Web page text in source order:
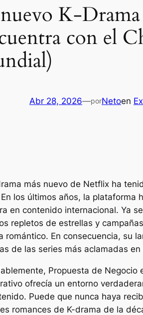
K-Drama
con el
Abr 28, 2026—porNetoen
más nuevo de Netflix ha
los últimos años, la plataforma
en contenido internacional. Ya
repletos de estrellas y
romántico. En consecuencia, su
de las series más aclamadas
Propuesta de Negocio
ofrecía un entorno
Puede que nunca haya
romances de K-drama de la